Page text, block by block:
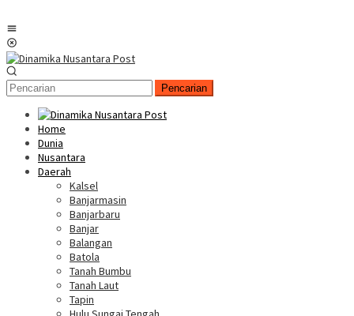
Pencarian
Home
Dunia
Nusantara
Daerah
Kalsel
Banjarmasin
Banjarbaru
Banjar
Balangan
Batola
Tanah Bumbu
Tanah Laut
Tapin